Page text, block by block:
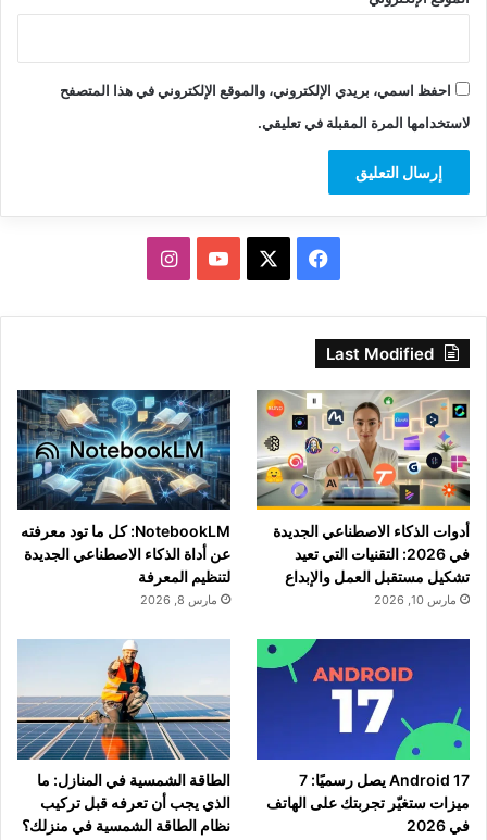
احفظ اسمي، بريدي الإلكتروني، والموقع الإلكتروني في هذا المتصفح
لاستخدامها المرة المقبلة في تعليقي.
فيسبوك ‫YouTubeانستقرام
Last Modified
أدوات الذكاء الاصطناعي الجديدة
في 2026: التقنيات التي تعيد
تشكيل مستقبل العمل والإبداع
مارس 10, 2026
NotebookLM: كل ما تود معرفته
عن أداة الذكاء الاصطناعي الجديدة
لتنظيم المعرفة
مارس 8, 2026
Android 17 يصل رسميًا: 7
ميزات ستغيّر تجربتك على الهاتف
في 2026
الطاقة الشمسية في المنازل: ما
الذي يجب أن تعرفه قبل تركيب
نظام الطاقة الشمسية في منزلك؟